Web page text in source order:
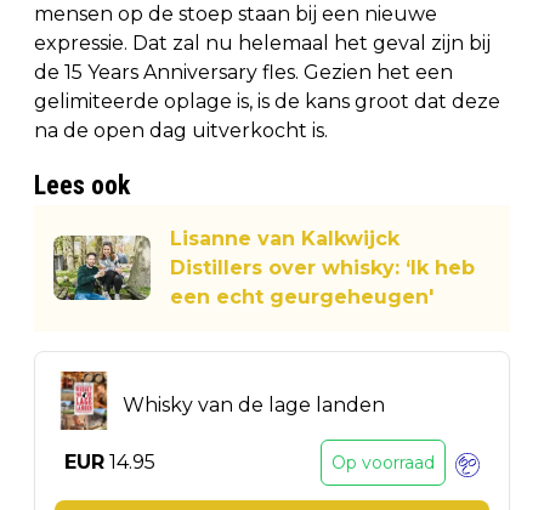
mensen op de stoep staan bij een nieuwe
expressie. Dat zal nu helemaal het geval zijn bij
de 15 Years Anniversary fles. Gezien het een
gelimiteerde oplage is, is de kans groot dat deze
na de open dag uitverkocht is.
Lees ook
Lisanne van Kalkwijck
Distillers over whisky: ‘Ik heb
een echt geurgeheugen'
Whisky van de lage landen
EUR 14.95 Op voorraad